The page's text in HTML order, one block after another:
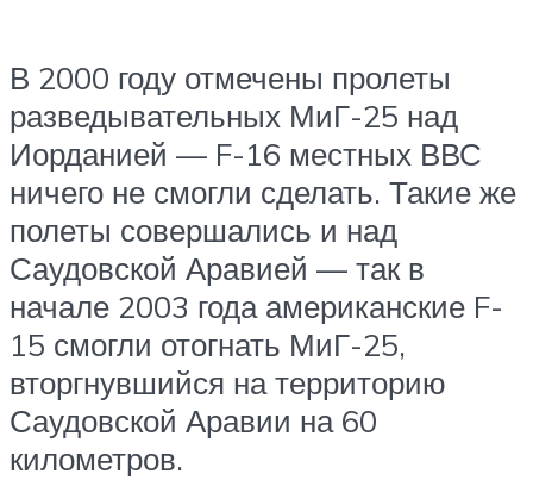
В 2000 году отмечены пролеты
разведывательных МиГ-25 над
Иорданией — F-16 местных ВВС
ничего не смогли сделать. Такие же
полеты совершались и над
Саудовской Аравией — так в
начале 2003 года американские F-
15 смогли отогнать МиГ-25,
вторгнувшийся на территорию
Саудовской Аравии на 60
километров.